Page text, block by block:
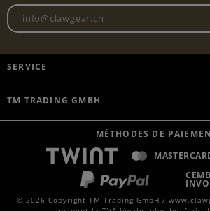
Adresse
SERVICE
TM TRADING GMBH
MÉTHODES DE
© 2026 Copyright TM Trading GmbH /